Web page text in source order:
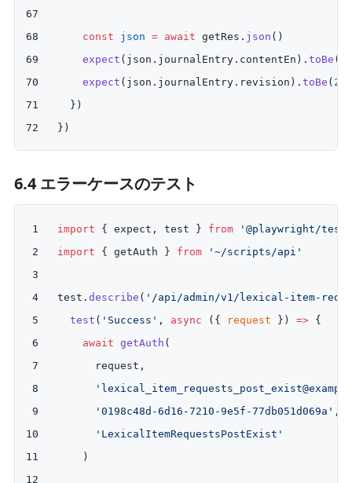
    const
json = await getRes. json ()
    expect
(json.journalEntry.contentEn).toBe (
    expect
(json.journalEntry.revision).toBe ( 2
  })
})
6.4 エラーケースのテスト
import { expect, test } from '@playwright/
import { getAuth } from '~/scripts/api'
test.describe ( '/api/admin/v1/lexical-item-
  test
( 'Success' , async ({ request }) => {
    await
getAuth (
      request,
      '0198c48d-6d16-7210-9e5f-77db051d069a'
,
      'LexicalItemRequestsPostExist'
    )